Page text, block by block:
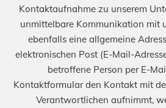
Kontaktaufnahme zu unserem
unmittelbare Kommunikation mit
ebenfalls eine allgemeine
elektronischen Post (E-Mail-
betroffene Person per E-
Kontaktformular den Kontakt mit
Verantwortlichen aufnimmt,